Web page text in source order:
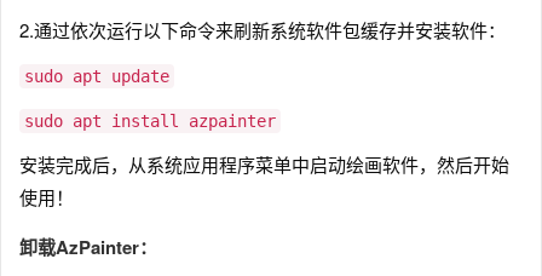
2.通过依次运行以下命令来刷新系统软件包缓存并安装软件：
sudo apt update
sudo apt install azpainter
安装完成后，从系统应用程序菜单中启动绘画软件，然后开始
使用！
卸载AzPainter：